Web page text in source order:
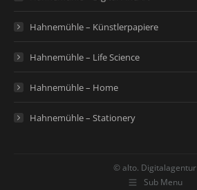
Hahnemühle – Künstlerpapiere
Hahnemühle – Life Science
Hahnemühle – Home
Hahnemühle – Stationery
© alto. Digitalagentur
Sub Menu